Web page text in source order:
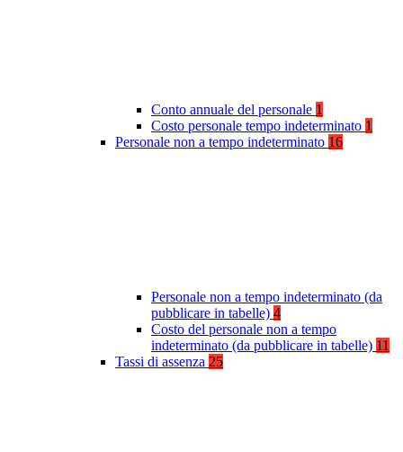
Conto annuale del personale 1
Costo personale tempo indeterminato 1
Personale non a tempo indeterminato 16
Personale non a tempo indeterminato (da
pubblicare in tabelle) 4
Costo del personale non a tempo
indeterminato (da pubblicare in tabelle) 11
Tassi di assenza 25